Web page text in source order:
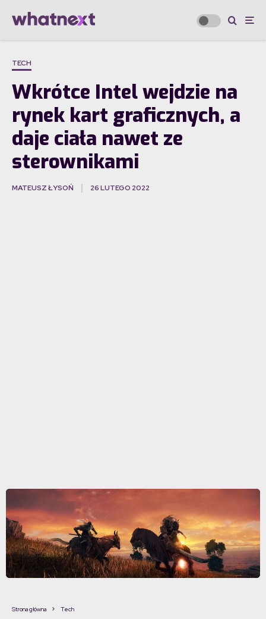
TECH
Wkrótce Intel wejdzie na
rynek kart graficznych, a
daje ciała nawet ze
sterownikami
MATEUSZ ŁYSOŃ 26 LUTEGO 2022
Strona główna Tech